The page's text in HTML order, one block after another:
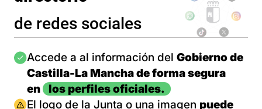
de redes sociales
Imagen
Accede a al información del Gobierno de
Castilla-La Mancha de forma segura
en
los perfiles oficiales.
Imagen
El logo de la Junta o una imagen puede